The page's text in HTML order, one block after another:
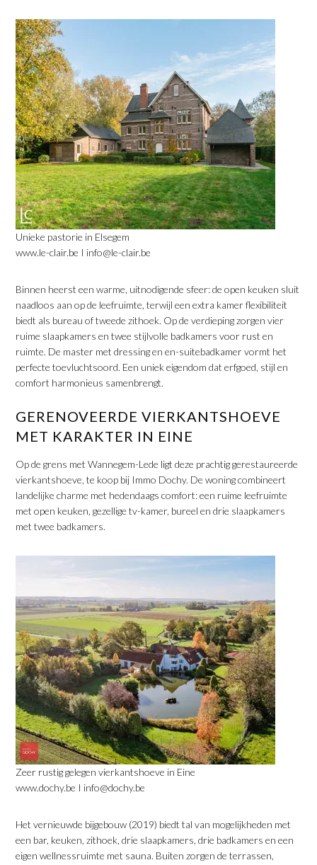
Unieke pastorie in Elsegem
www.le-clair.be I info@le-clair.be
Binnen heerst een warme, uitnodigende sfeer: de open keuken sluit
naadloos aan op de leefruimte, terwijl een extra kamer flexibiliteit
biedt als bureau of tweede zithoek. Op de verdieping zorgen vier
ruime slaapkamers en twee stijlvolle badkamers voor rust en
ruimte. De master met dressing en en-suitebadkamer vormt het
perfecte toevluchtsoord. Een uniek eigendom dat erfgoed, stijl en
comfort harmonieus samenbrengt.
​GERENOVEERDE VIERKANTSHOEVE
MET KARAKTER IN EINE
Op de grens met Wannegem-Lede ligt deze prachtig gerestaureerde
vierkantshoeve, te koop bij Immo Dochy. De woning combineert
landelijke charme met hedendaags comfort: een ruime leefruimte
met open keuken, gezellige tv-kamer, bureel en drie slaapkamers
met twee badkamers.
Zeer rustig gelegen vierkantshoeve in Eine
www.dochy.be I info@dochy.be
Het vernieuwde bijgebouw (2019) biedt tal van mogelijkheden met
een bar, keuken, zithoek, drie slaapkamers, drie badkamers en een
eigen wellnessruimte met sauna. Buiten zorgen de terrassen,